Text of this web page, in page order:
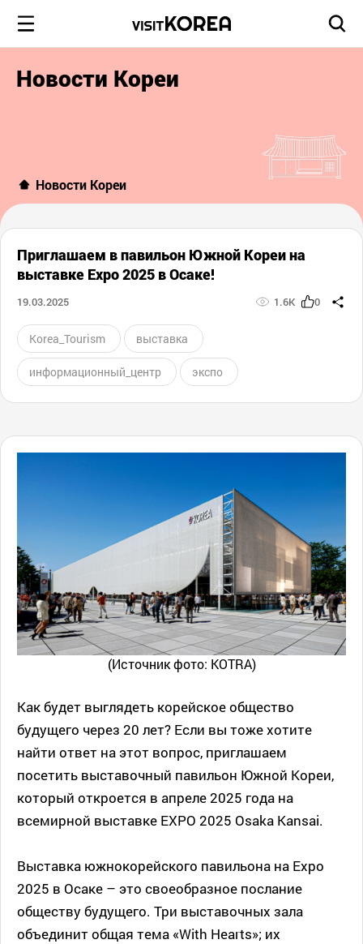
Новости Кореи
Новости Кореи
Приглашаем в павильон Южной Кореи на
выставке Expo 2025 в Осаке!
19.03.2025 1.6K 0
Korea_Tourism выставка
информационный_центр экспо
(Источник фото: KOTRA)
Как будет выглядеть корейское общество
будущего через 20 лет? Если вы тоже хотите
найти ответ на этот вопрос, приглашаем
посетить выставочный павильон Южной Кореи,
который откроется в апреле 2025 года на
всемирной выставке EXPO 2025 Osaka Kansai.
Выставка южнокорейского павильона на Expo
2025 в Осаке – это своеобразное послание
обществу будущего. Три выставочных зала
объединит общая тема «With Hearts»; их